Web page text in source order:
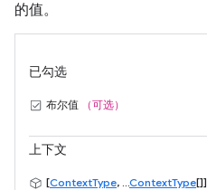
的值。
已勾选
布尔值 （可选）
上下文
[ContextType, ...ContextType[]]